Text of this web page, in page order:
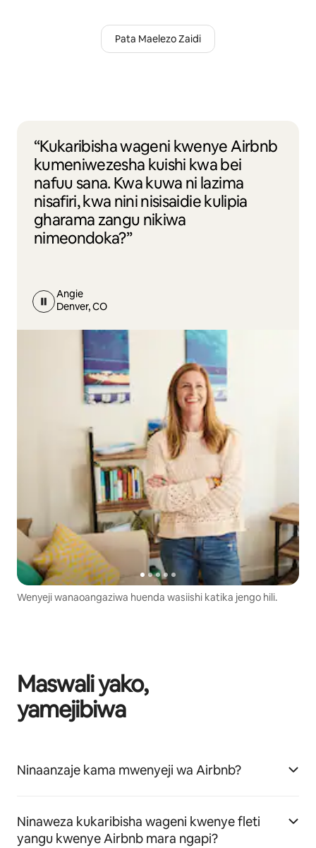
Pata Maelezo Zaidi
“Kukaribisha wageni kwenye Airbnb
kumeniwezesha kuishi kwa bei
nafuu sana. Kwa kuwa ni lazima
nisafiri, kwa nini nisisaidie kulipia
gharama zangu nikiwa
nimeondoka?”
Angie
Denver, CO
Wenyeji wanaoangaziwa huenda wasiishi katika jengo hili.
Maswali yako,
yamejibiwa
Ninaanzaje kama mwenyeji wa Airbnb?
Ninaweza kukaribisha wageni kwenye fleti
yangu kwenye Airbnb mara ngapi?